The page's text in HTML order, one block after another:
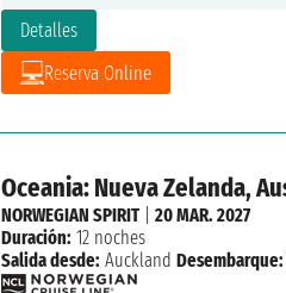
Detalles
Reserva Online
Oceania: Nueva Zelanda,
NORWEGIAN SPIRIT| 20 MAR. 2027
Duración: 12 noches
Salida desde: Auckland Desembarque: